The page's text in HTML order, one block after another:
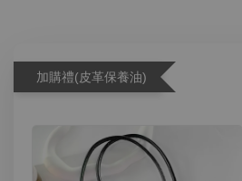
加購禮(皮革保養油)